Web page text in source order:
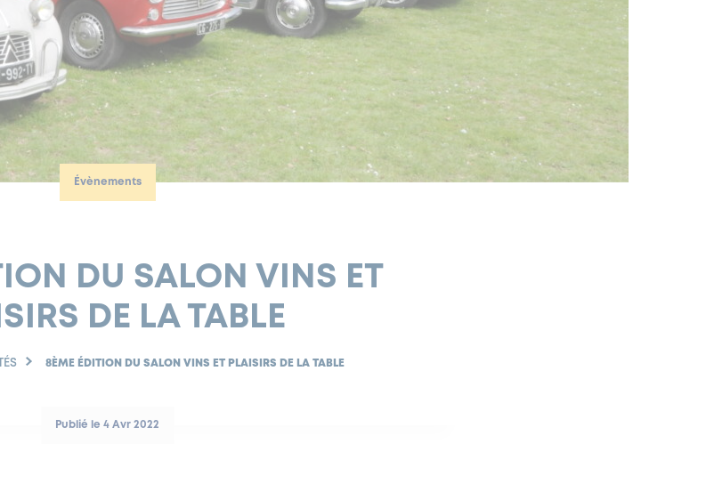
Évènements
DU SALON VINS ET
DE LA TABLE
8ÈME ÉDITION DU SALON VINS ET PLAISIRS DE LA TABLE
Publié le 4 Avr 2022